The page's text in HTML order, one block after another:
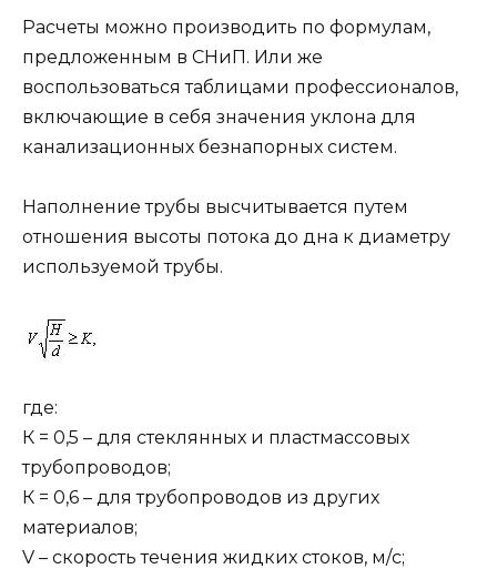
Расчеты можно производить по формулам,
предложенным в СНиП. Или же
воспользоваться таблицами профессионалов,
включающие в себя значения уклона для
канализационных безнапорных систем.
Наполнение трубы высчитывается путем
отношения высоты потока до дна к диаметру
используемой трубы.
где:
К = 0,5 – для стеклянных и пластмассовых
трубопроводов;
К = 0,6 – для трубопроводов из других
материалов;
V – скорость течения жидких стоков, м/с;